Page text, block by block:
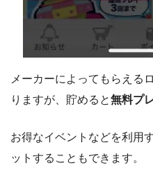
メーカーによってもらえる
りますが、貯めると無料プ
お得なイベントなどを利用
ットすることもできます。